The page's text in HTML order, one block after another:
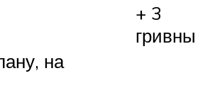
+ 3
гривны
на